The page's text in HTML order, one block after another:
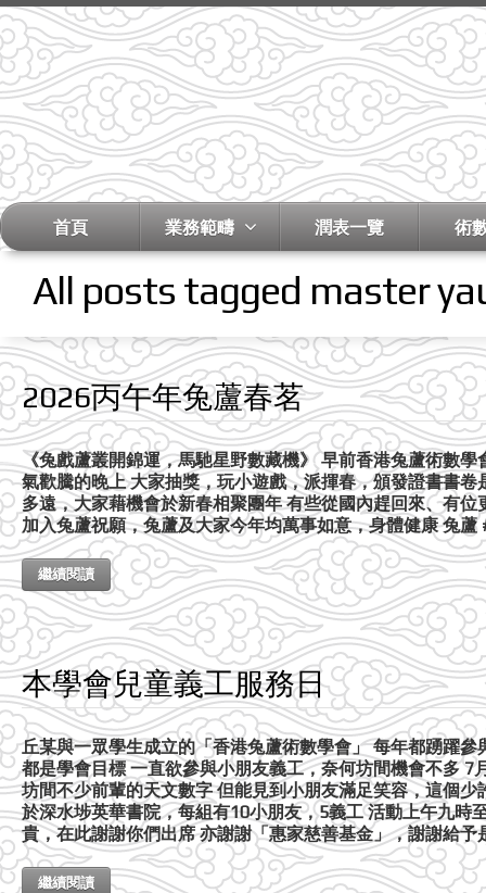
首頁 業務範疇 潤表一覽 術
All posts tagged master
2026丙午年兔蘆春茗
《兔戲蘆叢開錦運，馬馳星野數藏機》 早前香港兔蘆術數
氣歡騰的晚上 大家抽獎，玩小遊戲，派揮春，頒發證書書
多遠，大家藉機會於新春相聚團年 有些從國內趕回來、有
加入兔蘆祝願，兔蘆及大家今年均萬事如意，身體健康 兔蘆
繼續閱讀
本學會兒童義工服務日
丘某與一眾學生成立的「香港兔蘆術數學會」 每年都踴躍
都是學會目標 一直欲參與小朋友義工，奈何坊間機會不多
坊間不少前輩的天文數字 但能見到小朋友滿足笑容，這個
於深水埗英華書院，每組有10小朋友，5義工 活動上午九時
貴，在此謝謝你們出席 亦謝謝「惠家慈善基金」，謝謝給予
繼續閱讀